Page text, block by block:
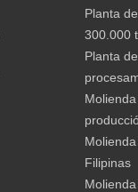
Planta
300.000
Planta
Filipinas